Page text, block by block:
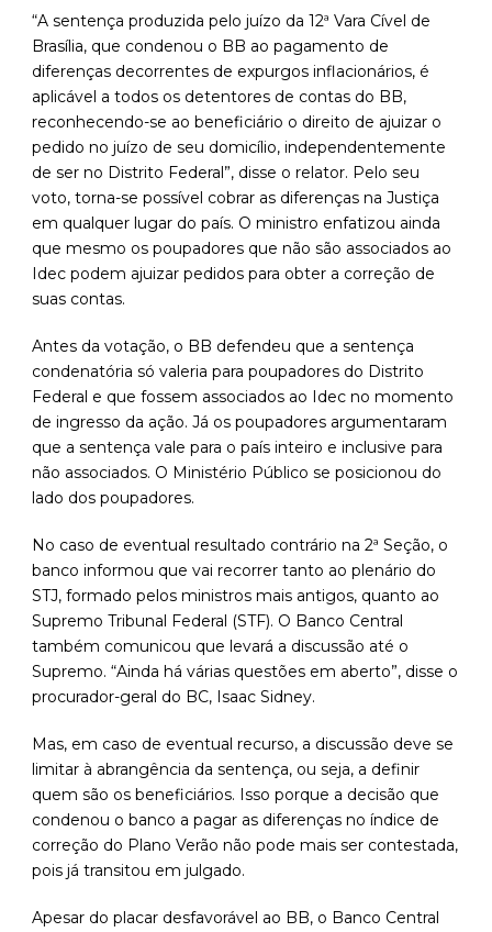
“A sentença produzida pelo juízo da 12ª Vara Cível de
Brasília, que condenou o BB ao pagamento de
diferenças decorrentes de expurgos inflacionários, é
aplicável a todos os detentores de contas do BB,
reconhecendo-se ao beneficiário o direito de ajuizar o
pedido no juízo de seu domicílio, independentemente
de ser no Distrito Federal”, disse o relator. Pelo seu
voto, torna-se possível cobrar as diferenças na Justiça
em qualquer lugar do país. O ministro enfatizou ainda
que mesmo os poupadores que não são associados ao
Idec podem ajuizar pedidos para obter a correção de
suas contas.
Antes da votação, o BB defendeu que a sentença
condenatória só valeria para poupadores do Distrito
Federal e que fossem associados ao Idec no momento
de ingresso da ação. Já os poupadores argumentaram
que a sentença vale para o país inteiro e inclusive para
não associados. O Ministério Público se posicionou do
lado dos poupadores.
No caso de eventual resultado contrário na 2ª Seção, o
banco informou que vai recorrer tanto ao plenário do
STJ, formado pelos ministros mais antigos, quanto ao
Supremo Tribunal Federal (STF). O Banco Central
também comunicou que levará a discussão até o
Supremo. “Ainda há várias questões em aberto”, disse o
procurador-geral do BC, Isaac Sidney.
Mas, em caso de eventual recurso, a discussão deve se
limitar à abrangência da sentença, ou seja, a definir
quem são os beneficiários. Isso porque a decisão que
condenou o banco a pagar as diferenças no índice de
correção do Plano Verão não pode mais ser contestada,
pois já transitou em julgado.
Apesar do placar desfavorável ao BB, o Banco Central